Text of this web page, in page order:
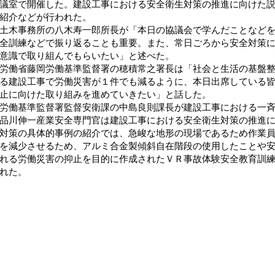
室で開催した。建設工事における安全衛生対策の推進に向けた
介などが行われた。
木事務所の八木寿一郎所長が「本日の協議会で学んだことなど
訓練などで振り返ることも重要。また、常日ごろから安全対策
識で取り組んでもらいたい」と述べた。
働省藤岡労働基準監督署の穂積常之署長は「社会と生活の基盤
建設工事で労働災害が１件でも減るように、本日出席している
に向けた取り組みを進めていきたい」と話した。
働基準監督署監督安衛課の中島良則課長が建設工事における一
川伸一産業安全専門官は建設工事における安全衛生対策の推進
策の具体的事例の紹介では、急峻な地形の現場であるため作業
減少させるため、アルミ合金製傾斜自在階段の使用したことや
る労働災害の抑止を目的に作成されたＶＲ事故体験安全教育訓
た。